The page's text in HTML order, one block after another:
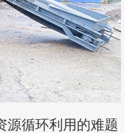
源循环利用的难题